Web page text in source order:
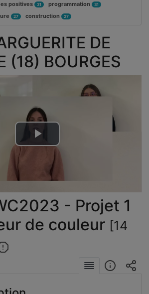
DE
(18) BOURGES
Lire
la
vidéo
- Projet 1
de couleur [14
positives 31 programmation 31
27 construction 27